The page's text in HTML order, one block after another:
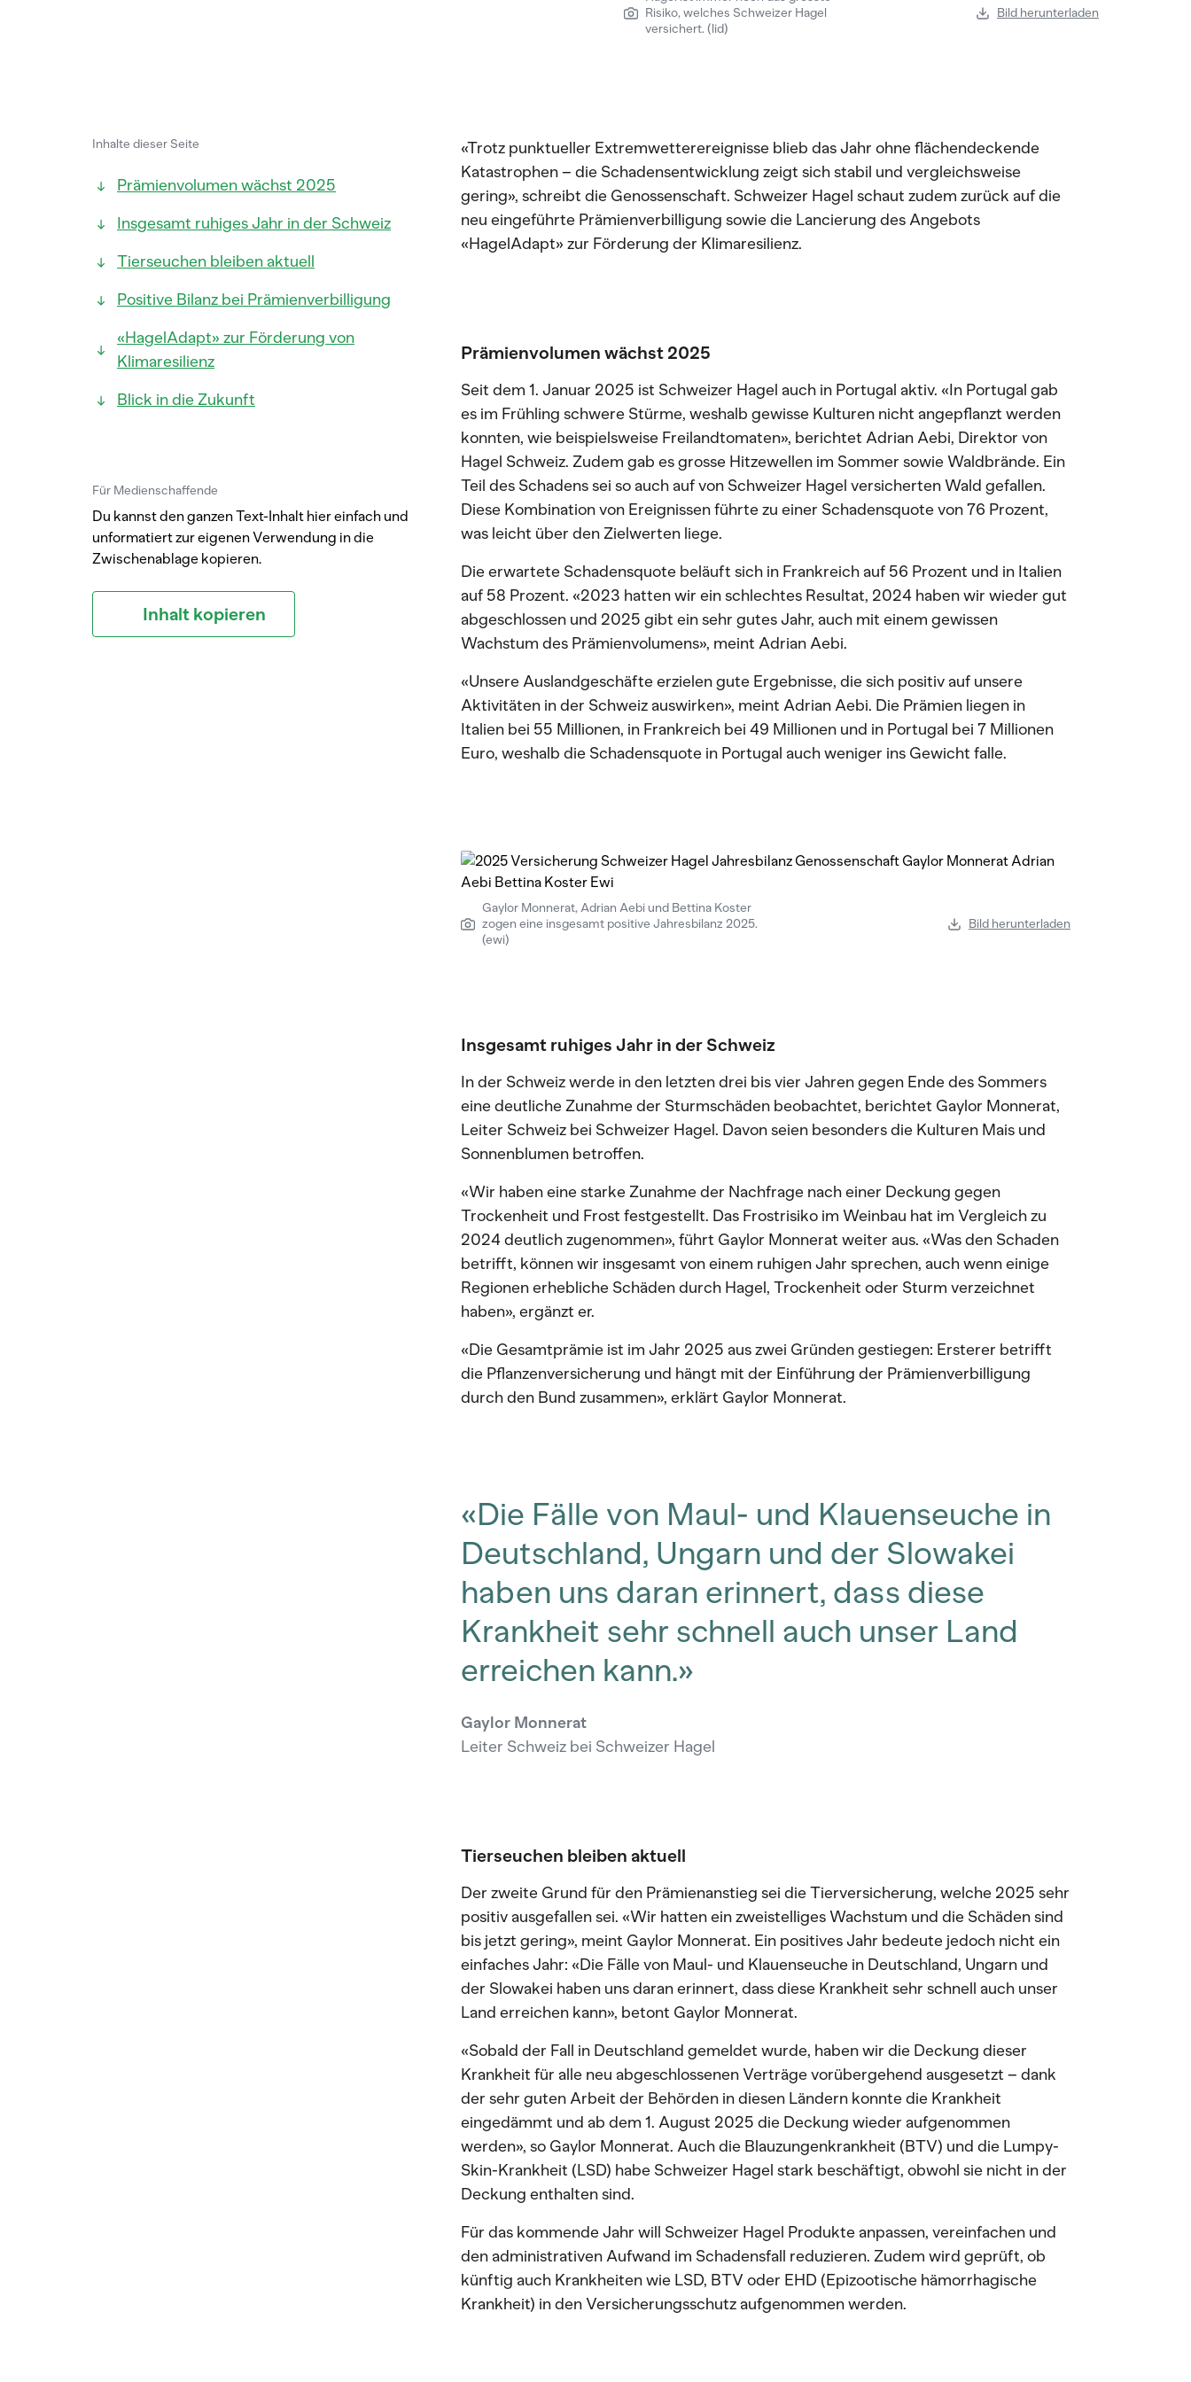
Risiko, welches Schweizer Hagel
versichert. (lid)
Bild herunterladen
Inhalte dieser Seite
Prämienvolumen wächst 2025
Insgesamt ruhiges Jahr in der Schweiz
Tierseuchen bleiben aktuell
Positive Bilanz bei Prämienverbilligung
«HagelAdapt» zur Förderung von
Klimaresilienz
Blick in die Zukunft
Für Medienschaffende
Du kannst den ganzen Text-Inhalt hier einfach und
unformatiert zur eigenen Verwendung in die
Zwischenablage kopieren.
Inhalt kopieren
«Trotz punktueller Extremwetterereignisse blieb das Jahr ohne flächendeckende
Katastrophen – die Schadensentwicklung zeigt sich stabil und vergleichsweise
gering», schreibt die Genossenschaft. Schweizer Hagel schaut zudem zurück auf die
neu eingeführte Prämienverbilligung sowie die Lancierung des Angebots
«HagelAdapt» zur Förderung der Klimaresilienz.
Prämienvolumen wächst 2025
Seit dem 1. Januar 2025 ist Schweizer Hagel auch in Portugal aktiv. «In Portugal gab
es im Frühling schwere Stürme, weshalb gewisse Kulturen nicht angepflanzt werden
konnten, wie beispielsweise Freilandtomaten», berichtet Adrian Aebi, Direktor von
Hagel Schweiz. Zudem gab es grosse Hitzewellen im Sommer sowie Waldbrände. Ein
Teil des Schadens sei so auch auf von Schweizer Hagel versicherten Wald gefallen.
Diese Kombination von Ereignissen führte zu einer Schadensquote von 76 Prozent,
was leicht über den Zielwerten liege.
Die erwartete Schadensquote beläuft sich in Frankreich auf 56 Prozent und in Italien
auf 58 Prozent. «2023 hatten wir ein schlechtes Resultat, 2024 haben wir wieder gut
abgeschlossen und 2025 gibt ein sehr gutes Jahr, auch mit einem gewissen
Wachstum des Prämienvolumens», meint Adrian Aebi.
«Unsere Auslandgeschäfte erzielen gute Ergebnisse, die sich positiv auf unsere
Aktivitäten in der Schweiz auswirken», meint Adrian Aebi. Die Prämien liegen in
Italien bei 55 Millionen, in Frankreich bei 49 Millionen und in Portugal bei 7 Millionen
Euro, weshalb die Schadensquote in Portugal auch weniger ins Gewicht falle.
Gaylor Monnerat, Adrian Aebi und Bettina Koster
zogen eine insgesamt positive Jahresbilanz 2025.
(ewi)
Bild herunterladen
Insgesamt ruhiges Jahr in der Schweiz
In der Schweiz werde in den letzten drei bis vier Jahren gegen Ende des Sommers
eine deutliche Zunahme der Sturmschäden beobachtet, berichtet Gaylor Monnerat,
Leiter Schweiz bei Schweizer Hagel. Davon seien besonders die Kulturen Mais und
Sonnenblumen betroffen.
«Wir haben eine starke Zunahme der Nachfrage nach einer Deckung gegen
Trockenheit und Frost festgestellt. Das Frostrisiko im Weinbau hat im Vergleich zu
2024 deutlich zugenommen», führt Gaylor Monnerat weiter aus. «Was den Schaden
betrifft, können wir insgesamt von einem ruhigen Jahr sprechen, auch wenn einige
Regionen erhebliche Schäden durch Hagel, Trockenheit oder Sturm verzeichnet
haben», ergänzt er.
«Die Gesamtprämie ist im Jahr 2025 aus zwei Gründen gestiegen: Ersterer betrifft
die Pflanzenversicherung und hängt mit der Einführung der Prämienverbilligung
durch den Bund zusammen», erklärt Gaylor Monnerat.
«Die Fälle von Maul- und Klauenseuche in
Deutschland, Ungarn und der Slowakei
haben uns daran erinnert, dass diese
Krankheit sehr schnell auch unser Land
erreichen kann.»
Gaylor Monnerat
Leiter Schweiz bei Schweizer Hagel
Tierseuchen bleiben aktuell
Der zweite Grund für den Prämienanstieg sei die Tierversicherung, welche 2025 sehr
positiv ausgefallen sei. «Wir hatten ein zweistelliges Wachstum und die Schäden sind
bis jetzt gering», meint Gaylor Monnerat. Ein positives Jahr bedeute jedoch nicht ein
einfaches Jahr: «Die Fälle von Maul- und Klauenseuche in Deutschland, Ungarn und
der Slowakei haben uns daran erinnert, dass diese Krankheit sehr schnell auch unser
Land erreichen kann», betont Gaylor Monnerat.
«Sobald der Fall in Deutschland gemeldet wurde, haben wir die Deckung dieser
Krankheit für alle neu abgeschlossenen Verträge vorübergehend ausgesetzt – dank
der sehr guten Arbeit der Behörden in diesen Ländern konnte die Krankheit
eingedämmt und ab dem 1. August 2025 die Deckung wieder aufgenommen
werden», so Gaylor Monnerat. Auch die Blauzungenkrankheit (BTV) und die Lumpy-
Skin-Krankheit (LSD) habe Schweizer Hagel stark beschäftigt, obwohl sie nicht in der
Deckung enthalten sind.
Für das kommende Jahr will Schweizer Hagel Produkte anpassen, vereinfachen und
den administrativen Aufwand im Schadensfall reduzieren. Zudem wird geprüft, ob
künftig auch Krankheiten wie LSD, BTV oder EHD (Epizootische hämorrhagische
Krankheit) in den Versicherungsschutz aufgenommen werden.